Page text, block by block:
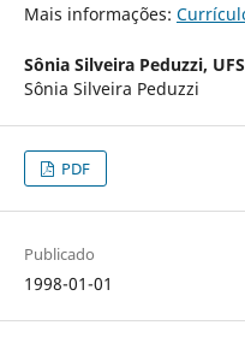
Mais informações:
Sônia Silveira Peduzzi,
Sônia Silveira Peduzzi
PDF
Publicado
1998-01-01